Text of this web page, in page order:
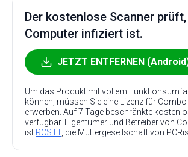
Der kostenlose Scanner
Computer infiziert ist.
JETZT ENTFERNEN
Um das Produkt mit vollem
können, müssen Sie eine Lizenz für Combo
erwerben. Auf 7 Tage beschränkte
verfügbar. Eigentümer und Betreiber von
ist RCS LT, die Muttergesellschaft von